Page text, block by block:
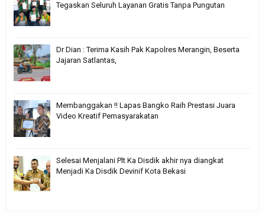
Tegaskan Seluruh Layanan Gratis Tanpa Pungutan
Dr Dian : Terima Kasih Pak Kapolres Merangin, Beserta
Jajaran Satlantas,
Membanggakan !! Lapas Bangko Raih Prestasi Juara
Video Kreatif Pemasyarakatan
Selesai Menjalani Plt Ka Disdik akhir nya diangkat
Menjadi Ka Disdik Devinif Kota Bekasi